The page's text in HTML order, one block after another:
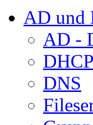
AD und
AD -
DHCP
DNS